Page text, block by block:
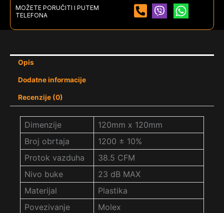
MOŽETE PORUČITI I PUTEM
TELEFONA
Opis
Dodatne informacije
Recenzije (0)
Dimenzije
120mm x 120mm
Broj obrtaja
1200 ± 10%
Protok vazduha
38.5 CFM
Nivo buke
23 dB MAX
Materijal
Plastika
Povezivanje
Molex